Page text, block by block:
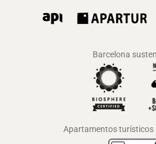
Barcelona
Apartamentos turísticos